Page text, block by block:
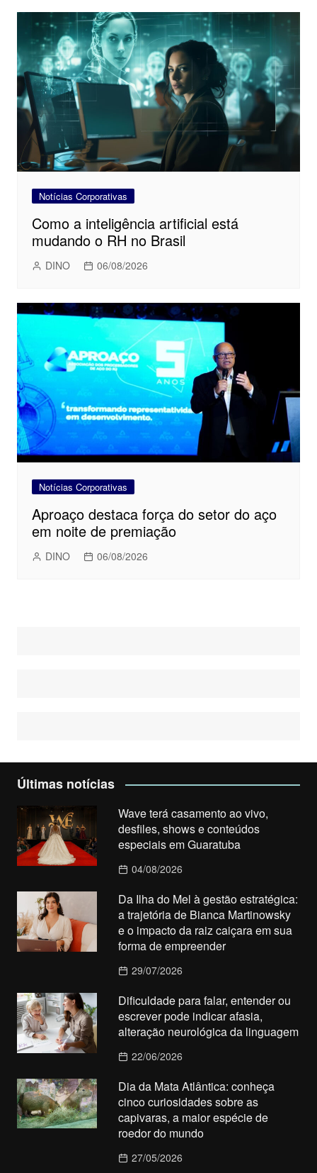
Notícias Corporativas
Como a inteligência artificial está
mudando o RH no Brasil
DINO 06/08/2026
Notícias Corporativas
Aproaço destaca força do setor do aço
em noite de premiação
DINO 06/08/2026
Últimas notícias
Wave terá casamento ao vivo,
desfiles, shows e conteúdos
especiais em Guaratuba
04/08/2026
Da Ilha do Mel à gestão estratégica:
a trajetória de Bianca Martinowsky
e o impacto da raiz caiçara em sua
forma de empreender
29/07/2026
Dificuldade para falar, entender ou
escrever pode indicar afasia,
alteração neurológica da linguagem
22/06/2026
Dia da Mata Atlântica: conheça
cinco curiosidades sobre as
capivaras, a maior espécie de
roedor do mundo
27/05/2026